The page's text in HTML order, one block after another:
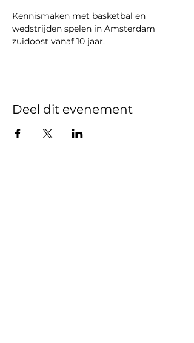
Kennismaken met basketbal en
wedstrijden spelen in Amsterdam
zuidoost vanaf 10 jaar.
Deel dit evenement